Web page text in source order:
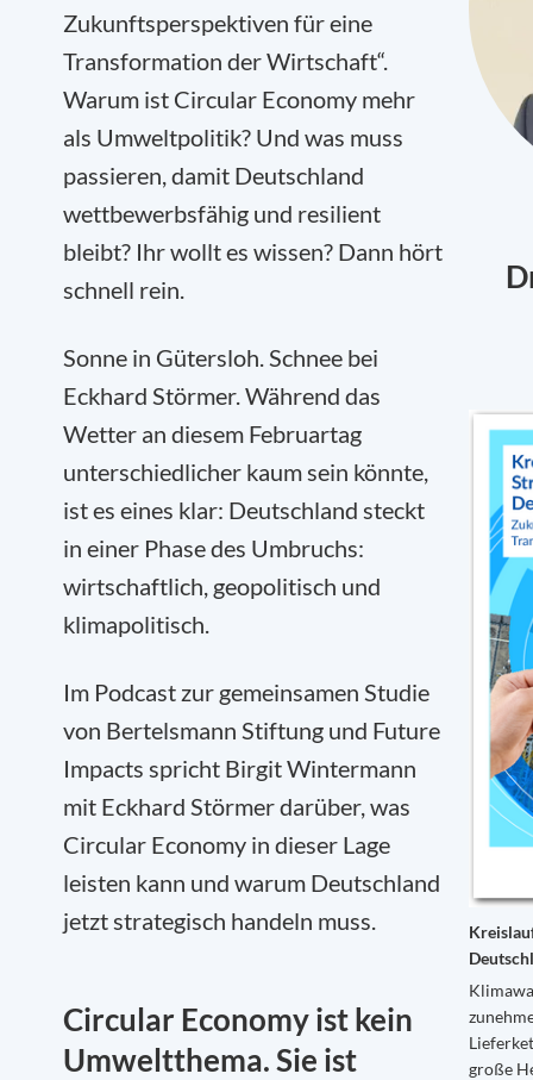
Zukunftsperspektiven für eine
Transformation der Wirtschaft“.
Warum ist Circular Economy mehr
als Umweltpolitik? Und was muss
passieren, damit Deutschland
wettbewerbsfähig und resilient
bleibt? Ihr wollt es wissen? Dann hört
schnell rein.
Sonne in Gütersloh. Schnee bei
Eckhard Störmer. Während das
Wetter an diesem Februartag
unterschiedlicher kaum sein könnte,
ist es eines klar: Deutschland steckt
in einer Phase des Umbruchs:
wirtschaftlich, geopolitisch und
klimapolitisch.
Im Podcast zur gemeinsamen Studie
von Bertelsmann Stiftung und Future
Impacts spricht Birgit Wintermann
mit Eckhard Störmer darüber, was
Circular Economy in dieser Lage
leisten kann und warum Deutschland
jetzt strategisch handeln muss.
Circular Economy ist kein
Umweltthema. Sie ist
große